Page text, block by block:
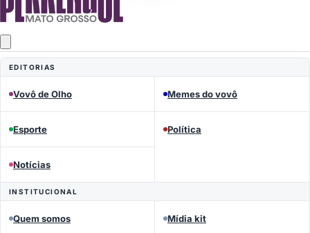
EDITORIAS
Vovô de Olho Memes do vovô
Esporte Política
Notícias
INSTITUCIONAL
Quem somos Mídia kit
Perrengue Mato Grosso